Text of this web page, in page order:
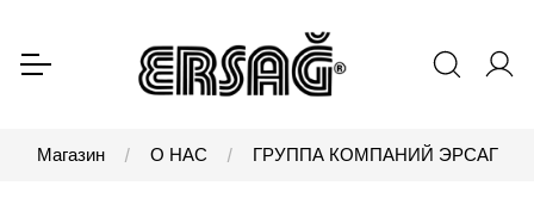
Магазин О НАС ГРУППА КОМПАНИЙ ЭРСАГ